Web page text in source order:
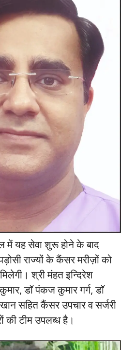
में यह सेवा शुरू होने के बाद
राज्यों के कैंसर मरीज़ों को
श्री मंहत इन्दिरेश
डाॅ पंकज कुमार गर्ग, डाॅ
सहित कैंसर उपचार व सर्जरी
की टीम उपलब्ध है।